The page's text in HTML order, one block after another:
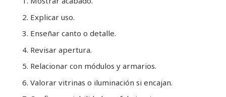
Explicar uso.
Enseñar canto o detalle.
Revisar apertura.
Relacionar con módulos y armarios.
Valorar vitrinas o iluminación si encajan.